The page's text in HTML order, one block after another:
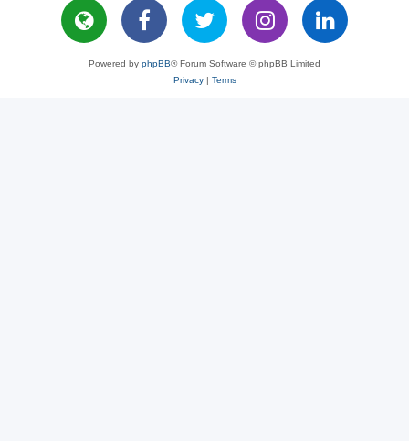
Powered by phpBB® Forum Software © phpBB Limited
Privacy| Terms